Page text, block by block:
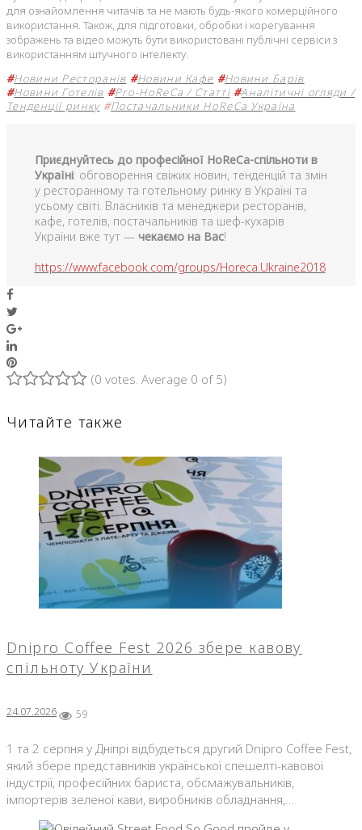
для ознайомлення читачів та не мають будь-якого комерційного
використання. Також, для підготовки, обробки і корегування
зображень та відео можуть бути використовані публічні сервіси з
використанням штучного інтелекту.
#Новини Ресторанів #Новини Кафе #Новини Барів
#Новини Готелів #Pro-HoReCa / Статті #Аналітичні огляди /
Тенденції ринку #Постачальники HoReCa Україна
Приєднуйтесь до професійної HoReCa-спільноти в
Україні: обговорення свіжих новин, тенденцій та змін
у ресторанному та готельному ринку в Україні та
усьому світі. Власників та менеджери ресторанів,
кафе, готелів, постачальників та шеф-кухарів
України вже тут — чекаємо на Вас!
https://www.facebook.com/groups/Horeca.Ukraine2018
Google+
LinkedIn
Pinterest
(0 votes. Average 0 of 5)
Читайте также
Dnipro Coffee Fest 2026 збере кавову
спільноту України
24.07.2026 59
1 та 2 серпня у Дніпрі відбудеться другий Dnipro Coffee Fest,
який збере представників української спешелті-кавової
індустрії, професійних бариста, обсмажувальників,
імпортерів зеленої кави, виробників обладнання,…